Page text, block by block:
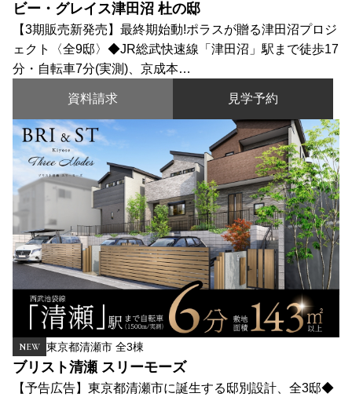
ビー・グレイス津田沼 杜の邸
【3期販売新発売】最終期始動!ポラスが贈る津田沼プロジ
ェクト〈全9邸〉◆JR総武快速線「津田沼」駅まで徒歩17
分・自転車7分(実測)、京成本…
資料請求 見学予約
NEW 東京都清瀬市 全3棟
ブリスト清瀬 スリーモーズ
【予告広告】東京都清瀬市に誕生する邸別設計、全3邸◆